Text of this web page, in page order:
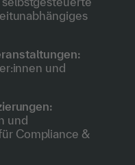
und
und
Compliance &